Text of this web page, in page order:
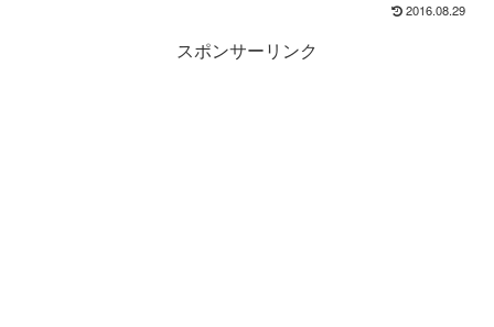
2016.08.29
スポンサーリンク